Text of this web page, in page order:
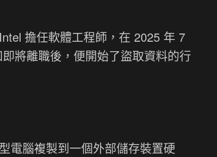
擔任軟體工程師，在 2025 年 7
將離職後，便開始了盜取資料的行
電腦複製到一個外部儲存裝置硬